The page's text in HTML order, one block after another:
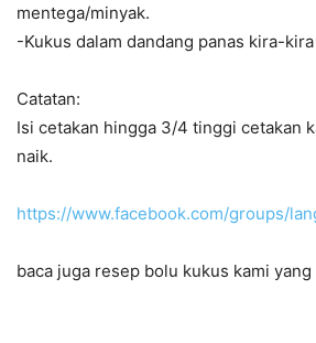
mentega/minyak.
-Kukus dalam dandang panas kira-
Catatan:
Isi cetakan hingga 3/4 tinggi cetakan
naik.
https://www.facebook.com/groups/
baca juga resep bolu kukus kami yang